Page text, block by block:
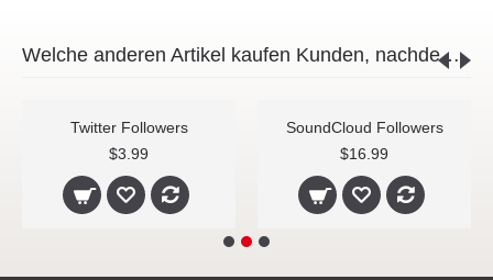
Welche anderen Artikel kaufen Kunden, nachdem sie diesen Artikel angesehen haben?
Twitter Followers
$3.99
SoundCloud Followers
$16.99